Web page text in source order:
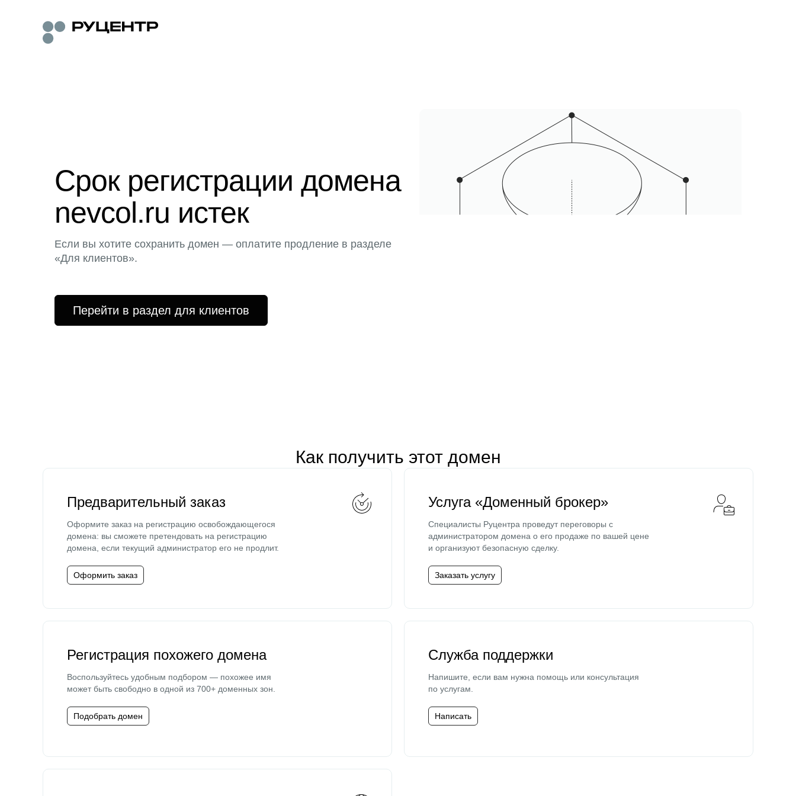
Срок регистрации домена
nevcol.ru истек
Если вы хотите сохранить домен — оплатите продление в разделе
«Для клиентов».
Перейти в раздел для клиентов
Как получить этот домен
Предварительный заказ
Оформите заказ на регистрацию освобождающегося
домена: вы сможете претендовать на регистрацию
домена, если текущий администратор его не продлит.
Оформить заказ
Услуга «Доменный брокер»
Специалисты Руцентра проведут переговоры с
администратором домена о его продаже по вашей цене
и организуют безопасную сделку.
Заказать услугу
Регистрация похожего домена
Воспользуйтесь удобным подбором — похожее имя
может быть свободно в одной из 700+ доменных зон.
Подобрать домен
Служба поддержки
Напишите, если вам нужна помощь или консультация
по услугам.
Написать